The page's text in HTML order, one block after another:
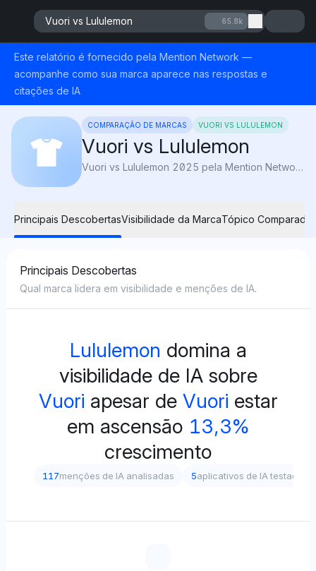
Vuori vs Lululemon 65.8k
Este relatório é fornecido pela Mention Network —
acompanhe como sua marca aparece nas respostas e
citações de IA
COMPARAÇÃO DE MARCAS VUORI VS LULULEMON
Vuori vs Lululemon
Vuori vs Lululemon 2025 pela Mention Network: AI Visibility compara conforto, desempenho e valor para revelar qual marca de roupas ativas se encaixa melhor no seu estilo de vida.
Principais DescobertasVisibilidade da MarcaTópico Comparado
Principais Descobertas
Qual marca lidera em visibilidade e menções de IA.
Lululemon domina a
visibilidade de IA sobre
Vuori apesar de Vuori estar
em ascensão 13,3%
crescimento
117menções de IA analisadas 5aplicativos de IA testados